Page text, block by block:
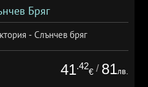
Бряг
- Слънчев бряг
41.42
€ / 81лв.